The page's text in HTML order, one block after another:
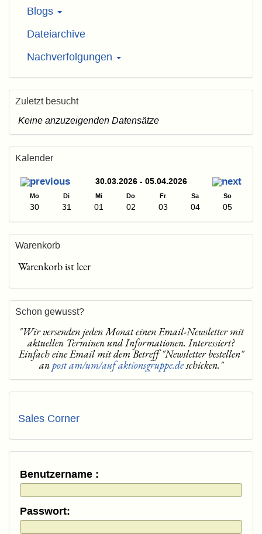
Blogs
Dateiarchive
Nachverfolgungen
Zuletzt besucht
Keine anzuzeigenden Datensätze
Kalender
30.03.2026 - 05.04.2026
Mo Di Mi Do Fr Sa So
30 31 01 02 03 04 05
Warenkorb
Warenkorb ist leer
Schon gewusst?
"Wir versenden jeden Monat einen Email-Newsletter mit
aktuellen Terminen und Informationen. Interessiert?
Einfach eine Email mit dem Betreff "Newsletter bestellen"
anpost am/um/auf aktionsgruppe.deschicken."
Sales Corner
Benutzername :
Passwort: